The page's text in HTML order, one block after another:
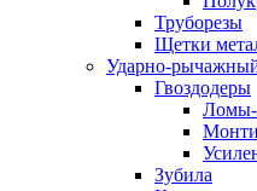
Труборезы
Щетки
Ударно-
Гвоздодеры
Ломы-
Зубила